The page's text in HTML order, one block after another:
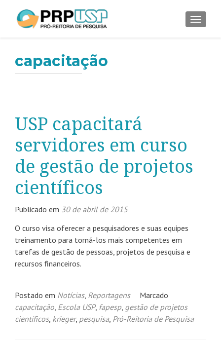
capacitação
USP capacitará
servidores em curso
de gestão de projetos
científicos
Publicado em 30 de abril de 2015
O curso visa oferecer a pesquisadores e suas equipes
treinamento para torná-los mais competentes em
tarefas de gestão de pessoas, projetos de pesquisa e
recursos financeiros.
Postado em Notícias, Reportagens
Marcado
capacitação, Escola USP, fapesp, gestão de projetos
científicos, krieger, pesquisa, Pró-Reitoria de Pesquisa